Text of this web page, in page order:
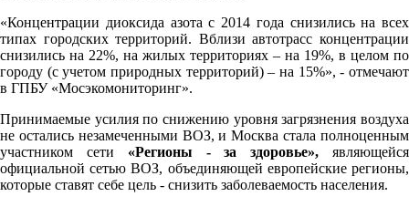
«Концентрации диоксида азота с 2014 года снизились на всех
типах городских территорий. Вблизи автотрасс концентрации
снизились на 22%, на жилых территориях – на 19%, в целом по
городу (с учетом природных территорий) – на 15%», - отмечают
в ГПБУ «Мосэкомониторинг».
Принимаемые усилия по снижению уровня загрязнения воздуха
не остались незамеченными ВОЗ, и Москва стала полноценным
участником сети «Регионы - за здоровье»,являющейся
официальной сетью ВОЗ, объединяющей европейские регионы,
которые ставят себе цель - снизить заболеваемость населения.